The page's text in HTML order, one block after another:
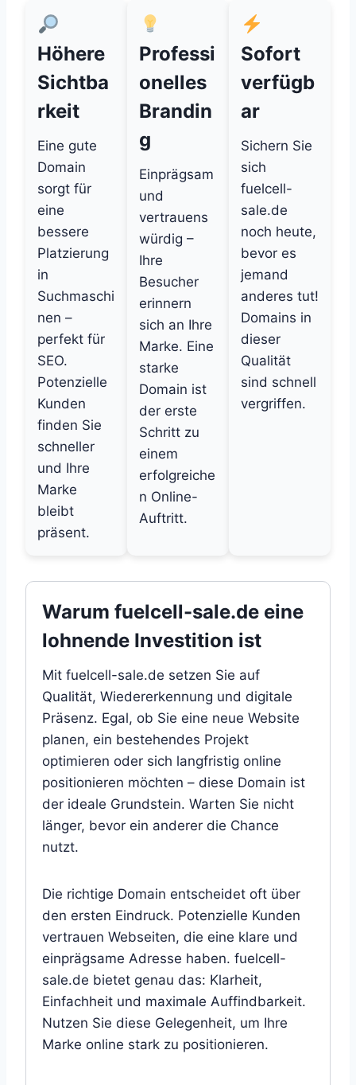
Höhere
Sichtba
rkeit
Eine gute
Domain
sorgt für
eine
bessere
Platzierung
in
Suchmaschi
nen –
perfekt für
SEO.
Potenzielle
Kunden
finden Sie
schneller
und Ihre
Marke
bleibt
präsent.
Professi
onelles
Brandin
g
Einprägsam
und
vertrauens
würdig –
Ihre
Besucher
erinnern
sich an Ihre
Marke. Eine
starke
Domain ist
der erste
Schritt zu
einem
erfolgreiche
n Online-
Auftritt.
Sofort
verfügb
ar
Sichern Sie
sich
fuelcell-
sale.de
noch heute,
bevor es
jemand
anderes tut!
Domains in
dieser
Qualität
sind schnell
vergriffen.
Warum fuelcell-sale.de eine
lohnende Investition ist
Mit fuelcell-sale.de setzen Sie auf
Qualität, Wiedererkennung und digitale
Präsenz. Egal, ob Sie eine neue Website
planen, ein bestehendes Projekt
optimieren oder sich langfristig online
positionieren möchten – diese Domain ist
der ideale Grundstein. Warten Sie nicht
länger, bevor ein anderer die Chance
nutzt.
Die richtige Domain entscheidet oft über
den ersten Eindruck. Potenzielle Kunden
vertrauen Webseiten, die eine klare und
einprägsame Adresse haben. fuelcell-
sale.de bietet genau das: Klarheit,
Einfachheit und maximale Auffindbarkeit.
Nutzen Sie diese Gelegenheit, um Ihre
Marke online stark zu positionieren.